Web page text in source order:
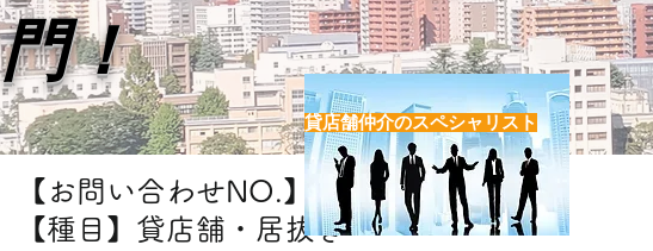
【お問い合わせNO.】H6782-1
【種目】貸店舗・居抜き
門！
貸店舗仲介のスペシャリスト